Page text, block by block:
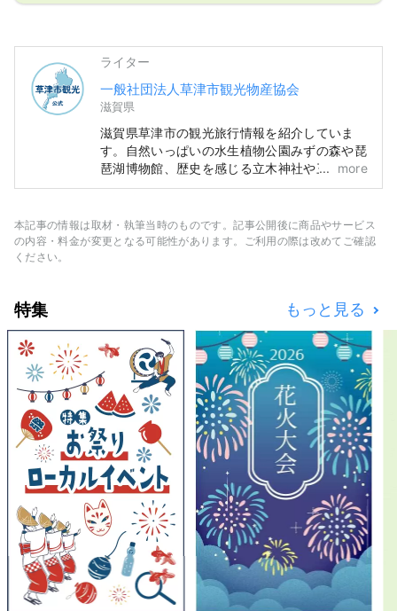
ライター
一般社団法人草津市観光物産協会
滋賀県
滋賀県草津市の観光旅行情報を紹介していま
す。自然いっぱいの水生植物公園みずの森や琵
琶湖博物館、歴史を感じる立木神社や三大神
社、草津宿本陣、家族で楽しめるロクハ公園な
載。
more
本記事の情報は取材・執筆当時のものです。記事公開後に商品やサービス
の内容・料金が変更となる可能性があります。ご利用の際は改めてご確認
ください。
特集 もっと見る